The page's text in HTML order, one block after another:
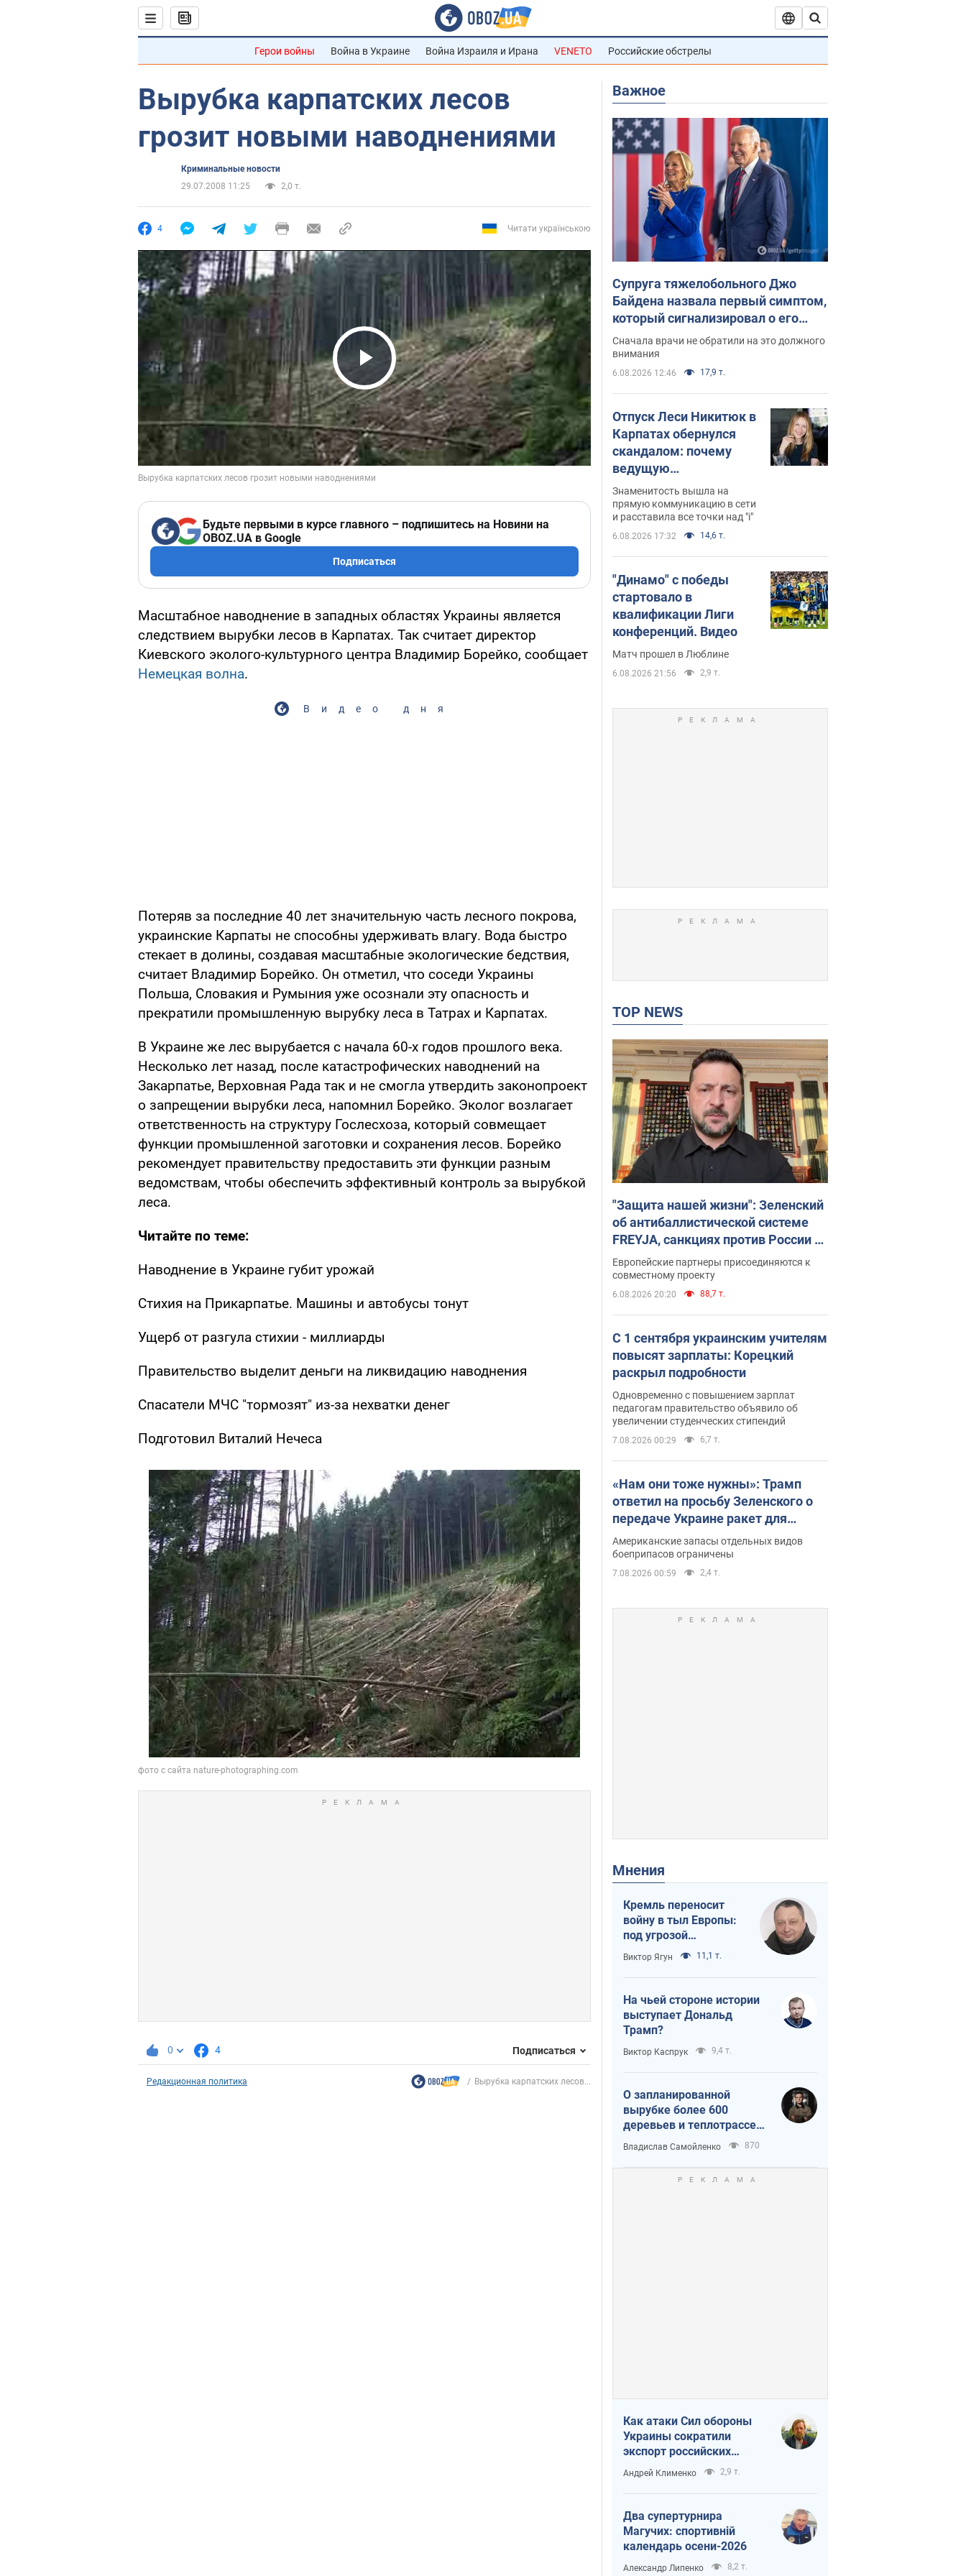
Герои войны Война в Украине Война Израиля и Ирана VENETO Российские обстрелы
Вырубка карпатских лесов
грозит новыми наводнениями
Криминальные новости
29.07.2008 11:25
2,0 т.
4 Читати українською
Play Video
Будьте первыми в курсе главного – подпишитесь на Новини на
OBOZ.UA в Google
Подписаться
Масштабное наводнение в западных областях Украины является
следствием вырубки лесов в Карпатах. Так считает директор
Киевского эколого-культурного центра Владимир Борейко, сообщает
Немецкая волна.
Видео дня
Потеряв за последние 40 лет значительную часть лесного покрова,
украинские Карпаты не способны удерживать влагу. Вода быстро
стекает в долины, создавая масштабные экологические бедствия,
считает Владимир Борейко. Он отметил, что соседи Украины
Польша, Словакия и Румыния уже осознали эту опасность и
прекратили промышленную вырубку леса в Татрах и Карпатах.
В Украине же лес вырубается с начала 60-х годов прошлого века.
Несколько лет назад, после катастрофических наводнений на
Закарпатье, Верховная Рада так и не смогла утвердить законопроект
о запрещении вырубки леса, напомнил Борейко. Эколог возлагает
ответственность на структуру Гослесхоза, который совмещает
функции промышленной заготовки и сохранения лесов. Борейко
рекомендует правительству предоставить эти функции разным
ведомствам, чтобы обеспечить эффективный контроль за вырубкой
леса.
Читайте по теме:
Наводнение в Украине губит урожай
Стихия на Прикарпатье. Машины и автобусы тонут
Ущерб от разгула стихии - миллиарды
Правительство выделит деньги на ликвидацию наводнения
Спасатели МЧС "тормозят" из-за нехватки денег
Подготовил Виталий Нечеса
0 4 Подписаться
Редакционная политика Вырубка карпатских лесов...
Важное
Супруга тяжелобольного Джо
Байдена назвала первый симптом,
который сигнализировал о его
"агрессивном" раке
Сначала врачи не обратили на это должного
внимания
6.08.2026 12:46 17,9 т.
Отпуск Леси Никитюк в
Карпатах обернулся
скандалом: почему
ведущую
несправедливо
захейтили
Знаменитость вышла на
прямую коммуникацию в сети
и расставила все точки над "i"
6.08.2026 17:32 14,6 т.
"Динамо" с победы
стартовало в
квалификации Лиги
конференций. Видео
Матч прошел в Люблине
6.08.2026 21:56 2,9 т.
TOP NEWS
"Защита нашей жизни": Зеленский
об антибаллистической системе
FREYJA, санкциях против России и
поддержке аграриев. Видео
Европейские партнеры присоединяются к
совместному проекту
6.08.2026 20:20 88,7 т.
С 1 сентября украинским учителям
повысят зарплаты: Корецкий
раскрыл подробности
Одновременно с повышением зарплат
педагогам правительство объявило об
увеличении студенческих стипендий
7.08.2026 00:29 6,7 т.
«Нам они тоже нужны»: Трамп
ответил на просьбу Зеленского о
передаче Украине ракет для
Patriot
Американские запасы отдельных видов
боеприпасов ограничены
7.08.2026 00:59 2,4 т.
Мнения
Кремль переносит
войну в тыл Европы:
под угрозой
критическая
логистика
Виктор Ягун 11,1 т.
На чьей стороне истории
выступает Дональд
Трамп?
Виктор Каспрук 9,4 т.
О запланированной
вырубке более 600
деревьев и теплотрассе:
что происходит на
Теремках в Киеве
Владислав Самойленко 870
Как атаки Сил обороны
Украины сократили
экспорт российских
нефтепродуктов
Андрей Клименко 2,9 т.
Два супертурнира
Магучих: спортивній
календарь осени-2026
Александр Липенко 8,2 т.